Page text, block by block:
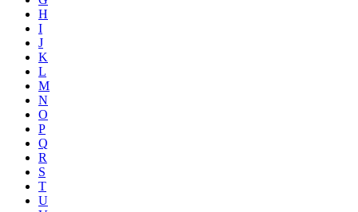
H
I
J
K
L
M
N
O
P
Q
R
S
T
U